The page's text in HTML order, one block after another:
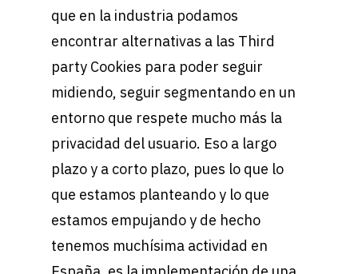
que en la industria podamos
encontrar alternativas a las Third
party Cookies para poder seguir
midiendo, seguir segmentando en un
entorno que respete mucho más la
privacidad del usuario. Eso a largo
plazo y a corto plazo, pues lo que lo
que estamos planteando y lo que
estamos empujando y de hecho
tenemos muchísima actividad en